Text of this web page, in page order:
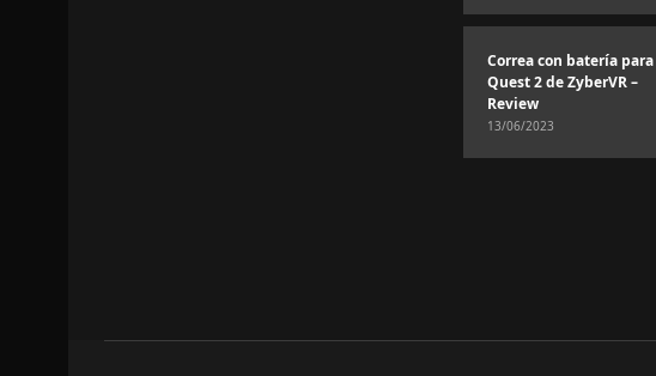
Correa con batería para
Quest 2 de ZyberVR –
Review
13/06/2023